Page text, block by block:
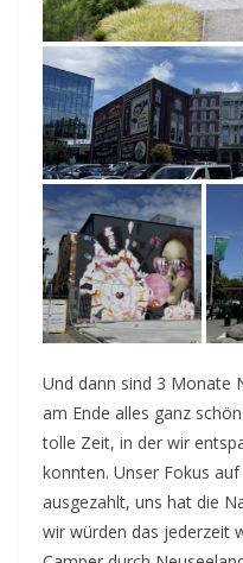
Und dann sind 3 Monate
am Ende alles ganz
tolle Zeit, in der wir
konnten. Unser Fokus
ausgezahlt, uns hat die
wir würden das jederzeit